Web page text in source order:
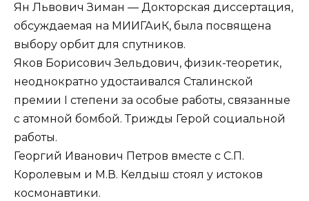
Ян Львович Зиман — Докторская диссертация,
обсуждаемая на МИИГАиК, была посвящена
выбору орбит для спутников.
Яков Борисович Зельдович, физик-теоретик,
неоднократно удостаивался Сталинской
премии I степени за особые работы, связанные
с атомной бомбой. Трижды Герой социальной
работы.
Георгий Иванович Петров вместе с С.П.
Королевым и М.В. Келдыш стоял у истоков
космонавтики.